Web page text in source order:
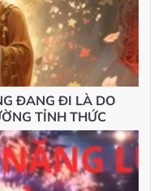
ĐANG ĐI LÀ DO
TỈNH THỨC